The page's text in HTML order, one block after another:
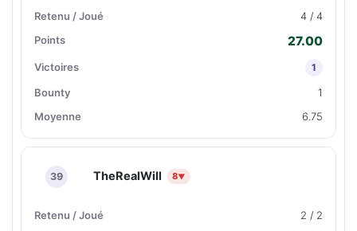
4 / 4
27.00
1
1
6.75
39 TheRealWill 8▼
2 / 2